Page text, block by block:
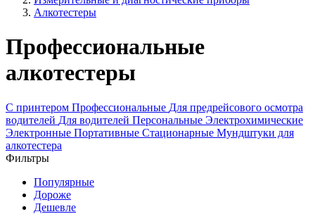
Алкотестеры
Профессиональные
алкотестеры
С принтером Профессиональные Для предрейсового осмотра
водителей Для водителей Персональные Электрохимические
Электронные Портативные Стационарные Мундштуки для
алкотестера
Фильтры
Популярные
Дороже
Дешевле